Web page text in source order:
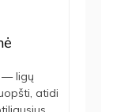
— ligų
atidi